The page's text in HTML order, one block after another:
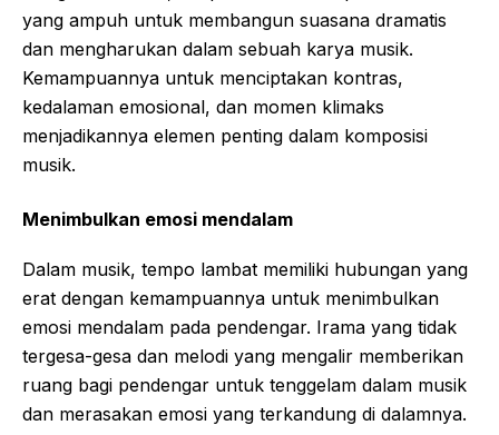
yang ampuh untuk membangun suasana dramatis
dan mengharukan dalam sebuah karya musik.
Kemampuannya untuk menciptakan kontras,
kedalaman emosional, dan momen klimaks
menjadikannya elemen penting dalam komposisi
musik.
Menimbulkan emosi mendalam
Dalam musik, tempo lambat memiliki hubungan yang
erat dengan kemampuannya untuk menimbulkan
emosi mendalam pada pendengar. Irama yang tidak
tergesa-gesa dan melodi yang mengalir memberikan
ruang bagi pendengar untuk tenggelam dalam musik
dan merasakan emosi yang terkandung di dalamnya.